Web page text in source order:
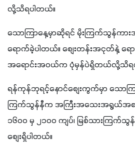
လို့သိရပါတယ်။
သောကြာနေ့မှာဆိုရင် မိုးကြက်သွန်ကား
ရောက်ခဲ့ပါတယ်။ စျေးတန်းအငုတ်နဲ့ ရေ
အရောင်းအဝယ်က ပုံမှန်ပဲရှိတယ်လို့သိရ
ရန်ကုန်ဘုရင့်နောင်စျေးကွက်မှာ သောက
ကြက်သွန်နီက အကြီးအသေးအရွယ်
၁၆၀၀ မှ ၂၁၀၀ ကျပ်၊ မြစ်သားကြက်သွ
စျေးရှိပါတယ်။